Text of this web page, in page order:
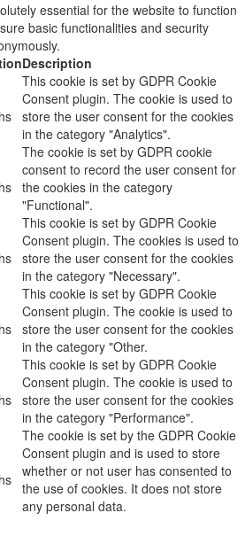
essential for the website to function
basic functionalities and security
Description
This cookie is set by GDPR Cookie
Consent plugin. The cookie is used to
store the user consent for the cookies
in the category "Analytics".
The cookie is set by GDPR cookie
consent to record the user consent for
the cookies in the category
"Functional".
This cookie is set by GDPR Cookie
Consent plugin. The cookies is used to
store the user consent for the cookies
in the category "Necessary".
This cookie is set by GDPR Cookie
Consent plugin. The cookie is used to
store the user consent for the cookies
in the category "Other.
This cookie is set by GDPR Cookie
Consent plugin. The cookie is used to
store the user consent for the cookies
in the category "Performance".
The cookie is set by the GDPR Cookie
Consent plugin and is used to store
whether or not user has consented to
the use of cookies. It does not store
any personal data.